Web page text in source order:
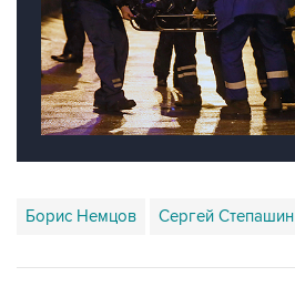
Борис Немцов Сергей Степашин